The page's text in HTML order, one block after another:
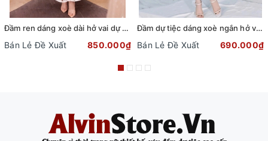
Đầm ren dáng xoè dài hở vai dự tiệc phối dây đai sang trọng
Bán Lẻ Đề Xuất 850.000₫
Đầm dự tiệc dáng xoè ngắn hở vai cột nơ sang trọng (TẶNG KÈM QUẦN SHORT) (Đen)
Bán Lẻ Đề Xuất 690.000₫